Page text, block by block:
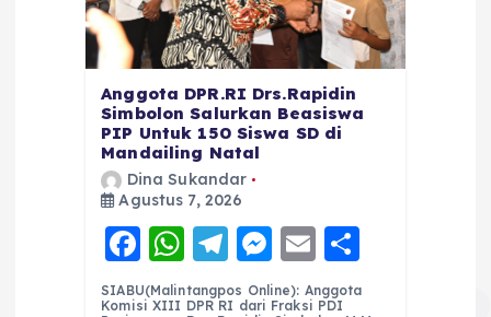
Anggota DPR.RI Drs.Rapidin
Simbolon Salurkan Beasiswa
PIP Untuk 150 Siswa SD di
Mandailing Natal
Dina Sukandar
Agustus 7, 2026
F
a
W
h
T
el
M
e
E
m h
SIABU(Malintangpos Online): Anggota
Komisi XIII DPR RI dari Fraksi PDI